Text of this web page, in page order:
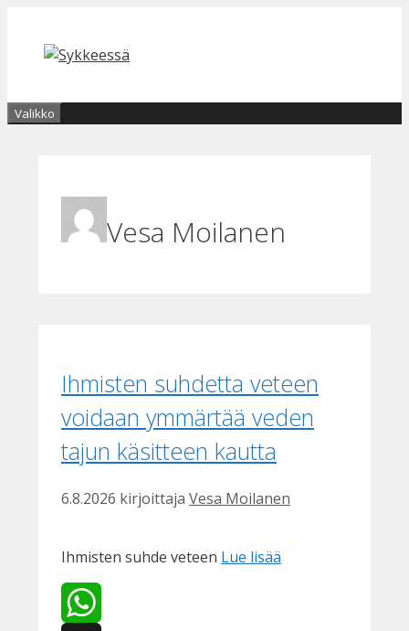
sisältöön
Valikko
Vesa Moilanen
Ihmisten suhdetta veteen
voidaan ymmärtää veden
tajun käsitteen kautta
6.8.2026 kirjoittaja Vesa Moilanen
Ihmisten suhde veteen Lue lisää